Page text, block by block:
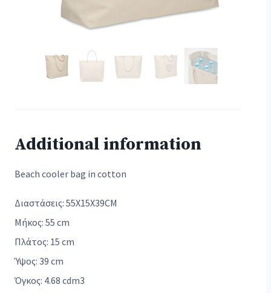
Additional information
Beach cooler bag in cotton
Διαστάσεις: 55X15X39CM
Μήκος: 55 cm
Πλάτος: 15 cm
Ύψος: 39 cm
Όγκος: 4.68 cdm3